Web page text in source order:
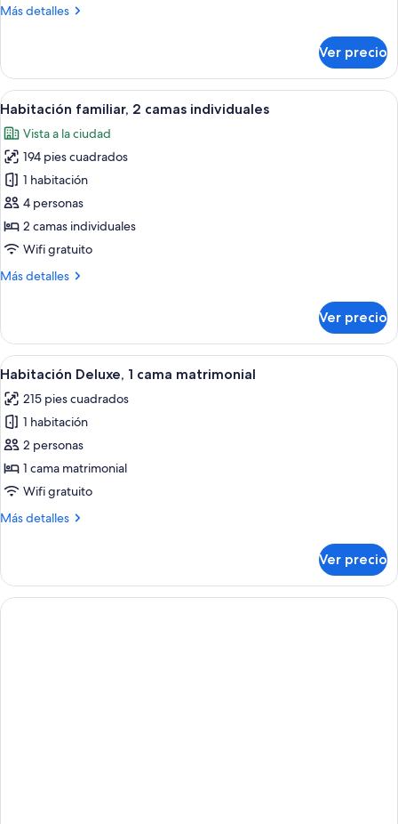
Más detalles
Más
doble
(Compact)
Ver precio
Abrir
todas
las
fotos
de
Habitación
familiar,
2
individuales
Un dormitorio con cama, escritorio,
6
Habitación familiar, 2 camas individuales
Vista a la ciudad
194 pies cuadrados
1 habitación
4 personas
2 camas individuales
Wifi gratuito
Más detalles
Más
familiar,
camas
Ver precio
Abrir
todas
las
fotos
de
Habitación
Deluxe,
cama
Habitación de hotel con una cama
5
Habitación Deluxe, 1 cama matrimonial
215 pies cuadrados
1 habitación
2 personas
1 cama matrimonial
Wifi gratuito
Más detalles
Más
Deluxe,
cama
Ver precio